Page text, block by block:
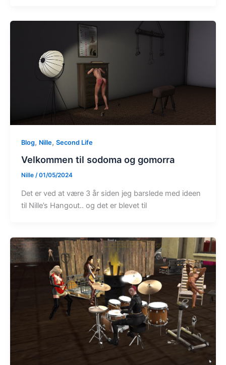
Blog, Nille, Second Life
Velkommen til sodoma og gomorra
Nille /01/05/2024
Det er ved at være 3 år siden jeg barslede med ideen
til Nille’s Hangout.. og det er blevet til